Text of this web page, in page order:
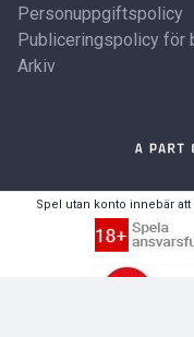
Personuppgiftspolicy
Publiceringspolicy för
Arkiv
Spel utan konto innebär